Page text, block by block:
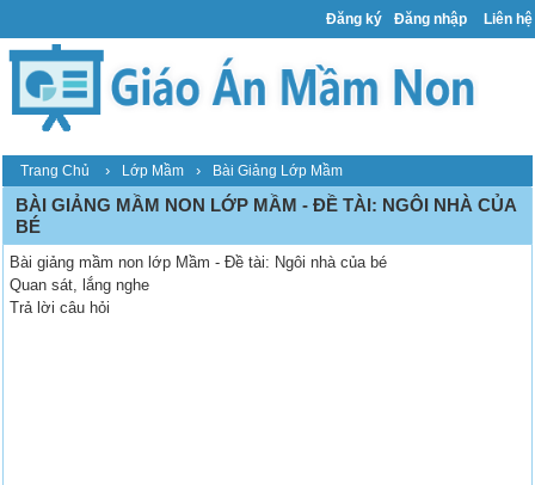
Đăng ký Đăng nhập Liên hệ
Trang Chủ › Lớp Mầm › Bài Giảng Lớp Mầm
BÀI GIẢNG MẦM NON LỚP MẦM - ĐỀ TÀI: NGÔI NHÀ CỦA
BÉ
Bài giảng mầm non lớp Mầm - Đề tài: Ngôi nhà của bé
Quan sát, lắng nghe
Trả lời câu hỏi